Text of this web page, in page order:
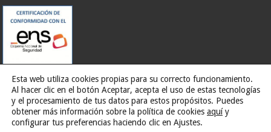
Web desarrollada porG13 Estudio Creativo
Esta web utiliza cookies propias para su correcto funcionamiento.
Al hacer clic en el botón Aceptar, acepta el uso de estas tecnologías
y el procesamiento de tus datos para estos propósitos. Puedes
obtener más información sobre la política de cookies aquíy
configurar tus preferencias haciendo clic en Ajustes.